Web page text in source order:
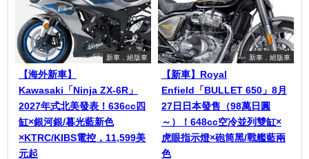
新車．絕版車
【海外新車】
Kawasaki「Ninja ZX-6R」
2027年式北美發表！636cc四
缸×銀河銀/暮光藍新色
×KTRC/KIBS電控，11,599美
元起
新車．絕版車
【新車】Royal
Enfield「BULLET 650」8月
27日日本發售（98萬日圓
～）！648cc空冷並列雙缸×
虎眼指示燈×砲筒黑/戰艦藍兩
色